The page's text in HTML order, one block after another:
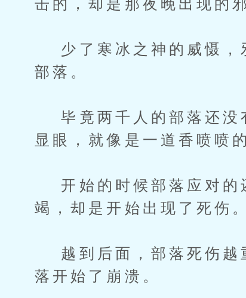
击的，却是那夜晚出现的
少了寒冰之神的威慑，
部落。
毕竟两千人的部落还没
显眼，就像是一道香喷喷
开始的时候部落应对的
竭，却是开始出现了死伤。
越到后面，部落死伤越
落开始了崩溃。